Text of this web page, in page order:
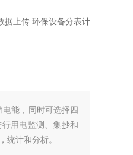
据上传 环保设备分表计
能，同时可选择四
用电监测、集抄和
统计和分析。